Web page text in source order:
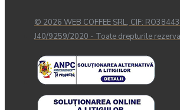
© 2026 WEB COFFEE SRL, CIF:
J40/9259/2020 - Toate drepturile